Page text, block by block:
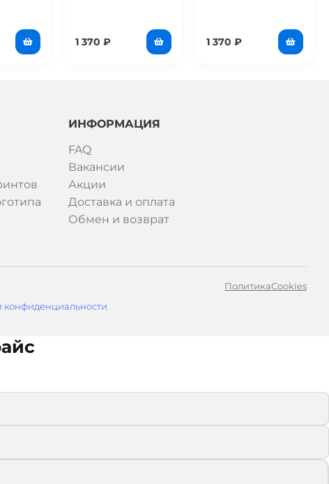
1 370 ₽ 1 370₽
ИНФОРМАЦИЯ
FAQ
Вакансии
Акции
Доставка и оплата
Обмен и возврат
ПолитикаCookies
конфиденциальности